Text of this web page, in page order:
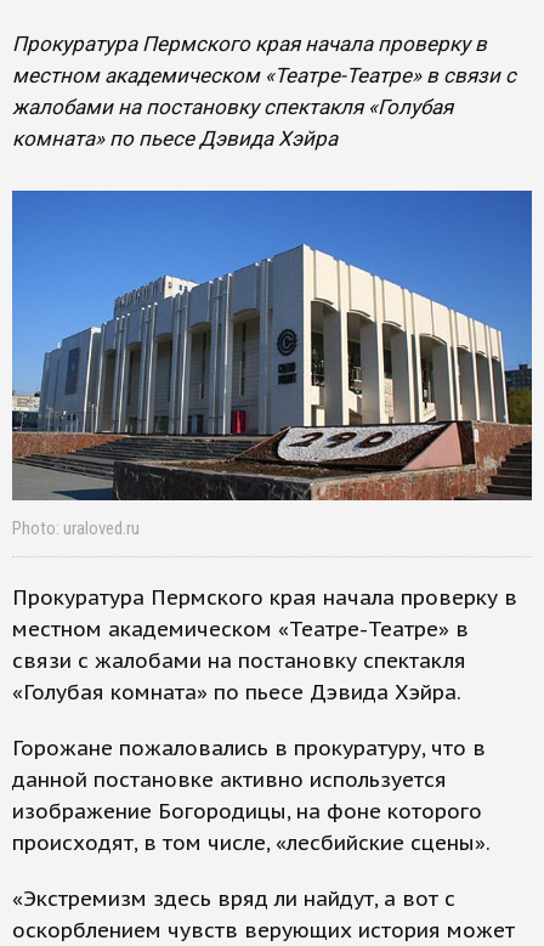
Прокуратура Пермского края начала проверку в
местном академическом «Театре-Театре» в связи с
жалобами на постановку спектакля «Голубая
комната» по пьесе Дэвида Хэйра
Photo: uraloved.ru
Прокуратура Пермского края начала проверку в
местном академическом «Театре-Театре» в
связи с жалобами на постановку спектакля
«Голубая комната» по пьесе Дэвида Хэйра.
Горожане пожаловались в прокуратуру, что в
данной постановке активно используется
изображение Богородицы, на фоне которого
происходят, в том числе, «лесбийские сцены».
«Экстремизм здесь вряд ли найдут, а вот с
оскорблением чувств верующих история может